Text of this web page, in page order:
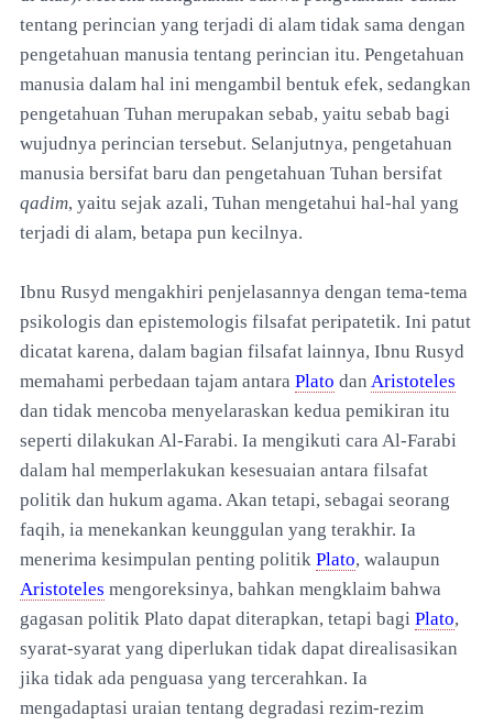
tentang perincian yang terjadi di alam tidak sama dengan
pengetahuan manusia tentang perincian itu. Pengetahuan
manusia dalam hal ini mengambil bentuk efek, sedangkan
pengetahuan Tuhan merupakan sebab, yaitu sebab bagi
wujudnya perincian tersebut. Selanjutnya, pengetahuan
manusia bersifat baru dan pengetahuan Tuhan bersifat
qadim, yaitu sejak azali, Tuhan mengetahui hal-hal yang
terjadi di alam, betapa pun kecilnya.
Ibnu Rusyd mengakhiri penjelasannya dengan tema-tema
psikologis dan epistemologis filsafat peripatetik. Ini patut
dicatat karena, dalam bagian filsafat lainnya, Ibnu Rusyd
memahami perbedaan tajam antara Plato dan Aristoteles
dan tidak mencoba menyelaraskan kedua pemikiran itu
seperti dilakukan Al-Farabi. Ia mengikuti cara Al-Farabi
dalam hal memperlakukan kesesuaian antara filsafat
politik dan hukum agama. Akan tetapi, sebagai seorang
faqih, ia menekankan keunggulan yang terakhir. Ia
menerima kesimpulan penting politik Plato, walaupun
Aristoteles mengoreksinya, bahkan mengklaim bahwa
gagasan politik Plato dapat diterapkan, tetapi bagi Plato,
syarat-syarat yang diperlukan tidak dapat direalisasikan
jika tidak ada penguasa yang tercerahkan. Ia
mengadaptasi uraian tentang degradasi rezim-rezim